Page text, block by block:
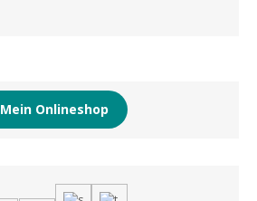
Mein Onlineshop